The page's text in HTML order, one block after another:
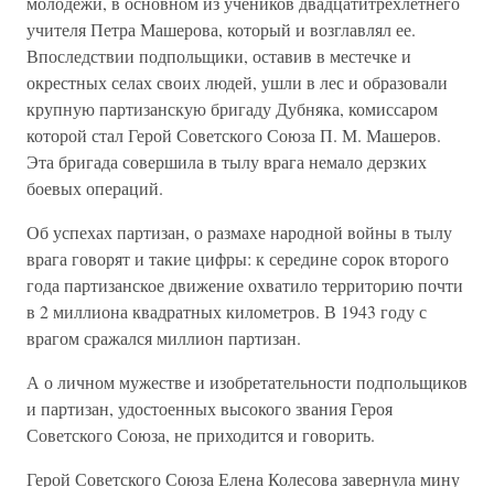
учителя Петра Машерова, который и возглавлял ее.
Впоследствии подпольщики, оставив в местечке и
окрестных селах своих людей, ушли в лес и образовали
крупную партизанскую бригаду Дубняка, комиссаром
которой стал Герой Советского Союза П. М. Машеров.
Эта бригада совершила в тылу врага немало дерзких
боевых операций.
Об успехах партизан, о размахе народной войны в тылу
врага говорят и такие цифры: к середине сорок второго
года партизанское движение охватило территорию почти
в 2 миллиона квадратных километров. В 1943 году с
врагом сражался миллион партизан.
А о личном мужестве и изобретательности подпольщиков
и партизан, удостоенных высокого звания Героя
Советского Союза, не приходится и говорить.
Герой Советского Союза Елена Колесова завернула мину